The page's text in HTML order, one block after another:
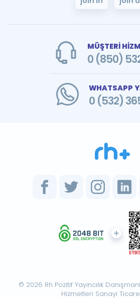
MÜŞTERİ
0 (850)
WHATSAPP
0 (532)
© 2026 Rh Pozitif Yayıncılık
Hizmetleri Sanayi